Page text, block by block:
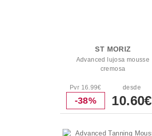
ST MORIZ
Advanced lujosa mousse
cremosa
Pvr 16.99€
-38%
desde
10.60€